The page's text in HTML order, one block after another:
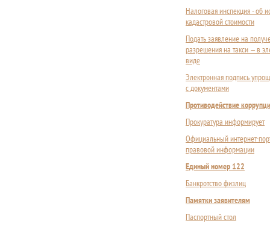
Налоговая инспекция - об
кадастровой стоимости
Подать заявление на
разрешения на такси — в
виде
Электронная подпись
с документами
Противодействие
Прокуратура информирует
Официальный интернет-
правовой информации
Единый номер 122
Банкротство физлиц
Памятки заявителям
Паспортный стол